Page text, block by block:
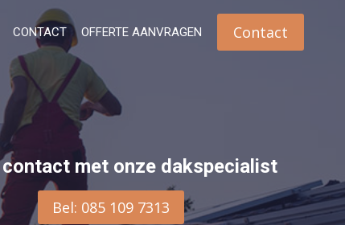
CONTACT OFFERTE AANVRAGEN Contact
met onze dakspecialist
Bel: 085 109 7313